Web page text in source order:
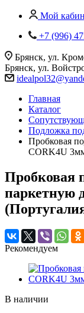
Мой
+7 (996)
Брянск, ул.
Брянск, ул.
Главная
Каталог
Подложка
Пробковая
CORK4U
Пробковая
паркетную
Рекомендуем
В наличии